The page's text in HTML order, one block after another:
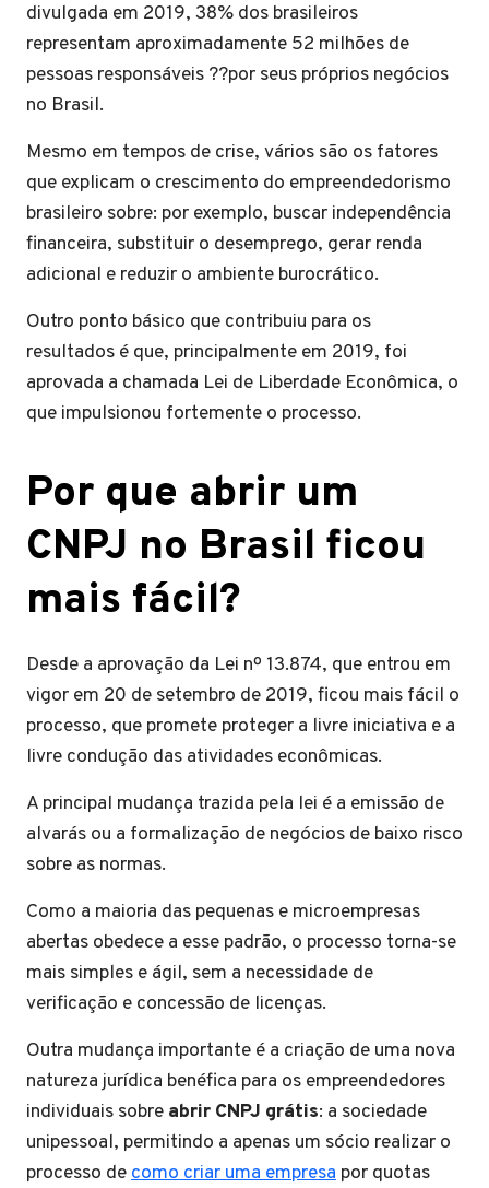
divulgada em 2019, 38% dos brasileiros
representam aproximadamente 52 milhões de
pessoas responsáveis ??por seus próprios negócios
no Brasil.
Mesmo em tempos de crise, vários são os fatores
que explicam o crescimento do empreendedorismo
brasileiro sobre: por exemplo, buscar independência
financeira, substituir o desemprego, gerar renda
adicional e reduzir o ambiente burocrático.
Outro ponto básico que contribuiu para os
resultados é que, principalmente em 2019, foi
aprovada a chamada Lei de Liberdade Econômica, o
que impulsionou fortemente o processo.
Por que abrir um
CNPJ no Brasil ficou
mais fácil?
Desde a aprovação da Lei nº 13.874, que entrou em
vigor em 20 de setembro de 2019, ficou mais fácil o
processo, que promete proteger a livre iniciativa e a
livre condução das atividades econômicas.
A principal mudança trazida pela lei é a emissão de
alvarás ou a formalização de negócios de baixo risco
sobre as normas.
Como a maioria das pequenas e microempresas
abertas obedece a esse padrão, o processo torna-se
mais simples e ágil, sem a necessidade de
verificação e concessão de licenças.
Outra mudança importante é a criação de uma nova
natureza jurídica benéfica para os empreendedores
individuais sobre abrir CNPJ grátis: a sociedade
unipessoal, permitindo a apenas um sócio realizar o
processo decomo criar uma empresa por quotas